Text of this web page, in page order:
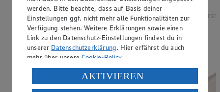
dt. Schnittkäse, in Würfeln oder Scheiben, versch.
Sorten und Fettstufen, 120/140g Packung, (1kg =
12,42/10,64)
werden. Bitte beachte, dass auf Basis deiner
Einstellungen ggf. nicht mehr alle Funktionalitäten zur
Verfügung stehen. Weitere Erklärungen sowie einen
Link zu den Datenschutz-Einstellungen findest du in
unserer Datenschutzerklärung. Hier erfährst du auch
mehr über unsereCookie-Policy.
Verarbeitung deiner personenbezogenen Daten in den
USA durch Facebook und YouTube:
AKTIVIEREN